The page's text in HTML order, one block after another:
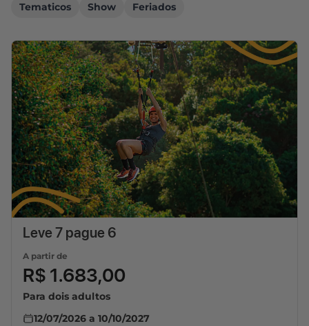
Tematicos
Show Feriados
Leve 7 pague 6
A partir de
R$ 1.683,00
Para dois adultos
12/07/2026 a 10/10/2027